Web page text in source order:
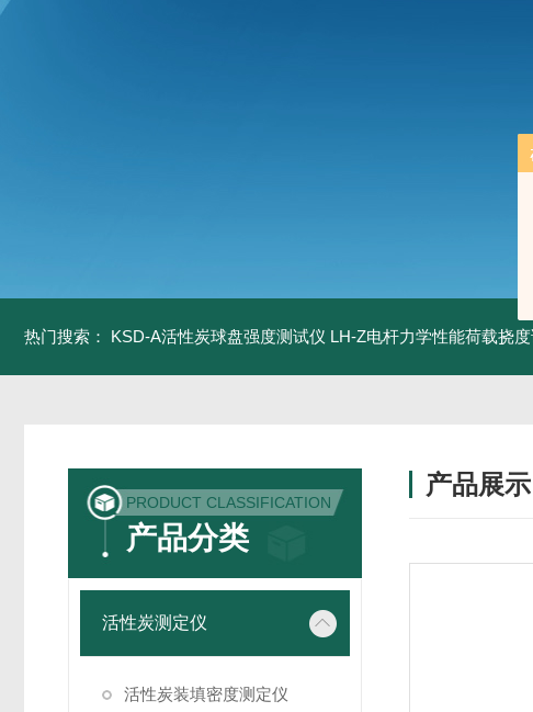
热门搜索： KSD-A活性炭球盘强度测试仪 LH-Z电杆力学性能荷载挠
PRODUCT CLASSIFICATION
产品分类
活性炭测定仪
活性炭装填密度测定仪
产品展示